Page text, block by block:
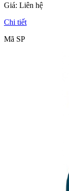
Giá: Liên hệ
Chi tiết
Mã SP